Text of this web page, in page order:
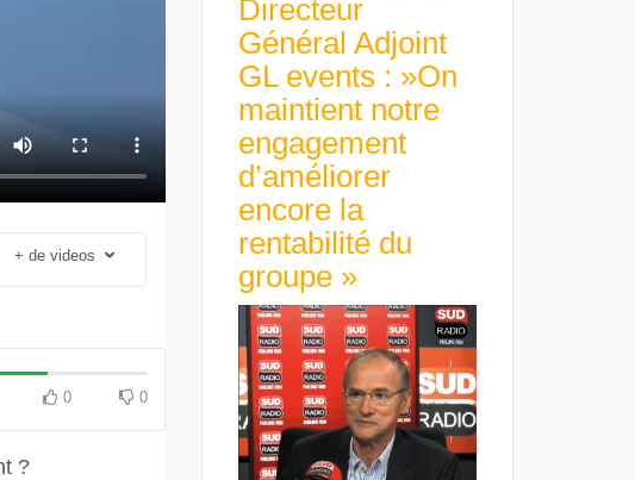
Euro numérique : la BCE
avance avec un frein à main !
+ de videos
0 0
?
Directeur
Général Adjoint
GL events : »On
maintient notre
engagement
d’améliorer
encore la
rentabilité du
groupe »